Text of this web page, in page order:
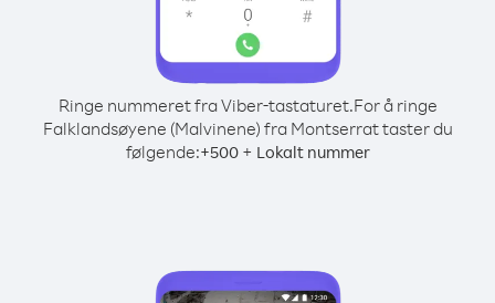
Ringe nummeret fra Viber-tastaturet.For å ringe
Falklandsøyene (Malvinene) fra Montserrat taster du
følgende:+500+ Lokalt nummer